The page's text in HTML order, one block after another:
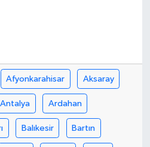
Afyonkarahisar Aksaray
Antalya Ardahan
Balıkesir Bartın